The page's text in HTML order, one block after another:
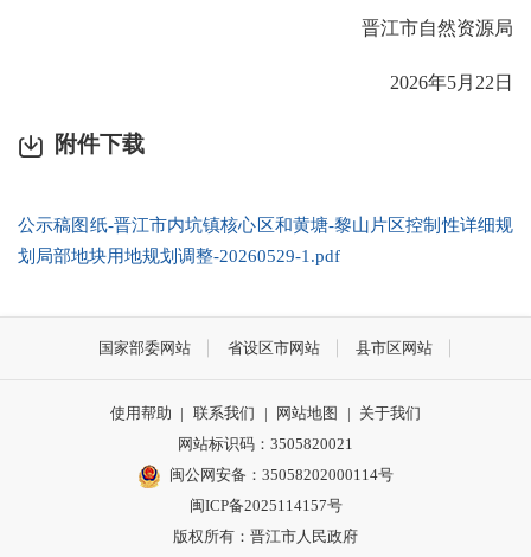
晋江市自然资源局
2026年5月22日
附件下载
公示稿图纸-晋江市内坑镇核心区和黄塘-黎山片区控制性详细规
划局部地块用地规划调整-20260529-1.pdf
国家部委网站 省设区市网站 县市区网站
使用帮助 | 联系我们 | 网站地图 | 关于我们
网站标识码：3505820021
闽公网安备：35058202000114号
闽ICP备2025114157号
版权所有：晋江市人民政府